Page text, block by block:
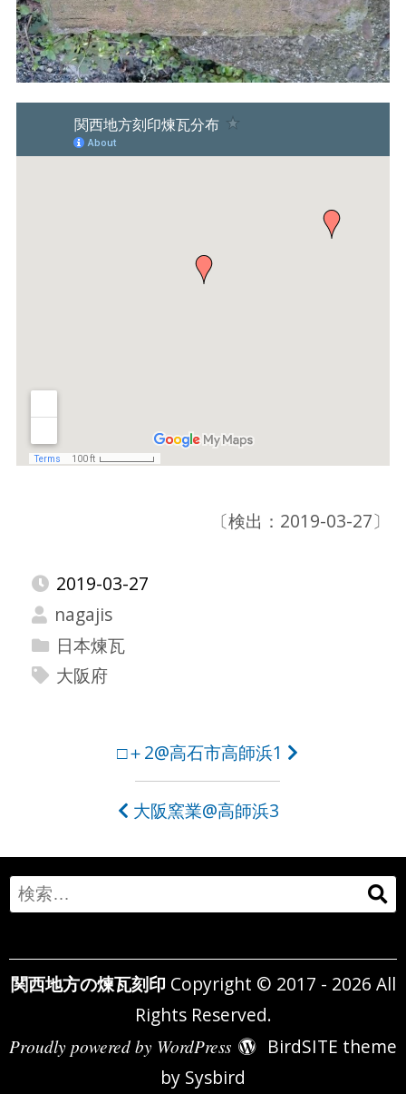
〔検出：2019-03-27〕
2019-03-27
nagajis
日本煉瓦
大阪府
ビ
ゲ
ー
シ
ョ
□＋2@高石市高師浜1
大阪窯業@高師浜3
Search
for:
関西地方の煉瓦刻印 Copyright © 2017 - 2026 All
Rights Reserved.
Proudly powered by WordPress
BirdSITE theme
by Sysbird